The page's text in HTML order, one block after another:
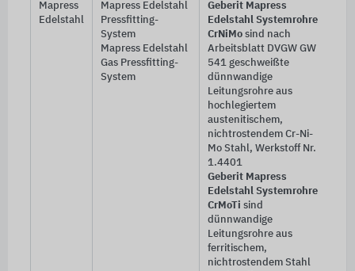
Mapress
Edelstahl
Mapress Edelstahl
Pressfitting-
System
Mapress Edelstahl
Gas Pressfitting-
System
Geberit Mapress
Edelstahl Systemrohre
CrNiMosind nach
Arbeitsblatt DVGW GW
541 geschweißte
dünnwandige
Leitungsrohre aus
hochlegiertem
austenitischem,
nichtrostendem Cr-Ni-
Mo Stahl, Werkstoff Nr.
1.4401
Geberit Mapress
Edelstahl Systemrohre
CrMoTi sind
dünnwandige
Leitungsrohre aus
ferritischem,
nichtrostendem Stahl